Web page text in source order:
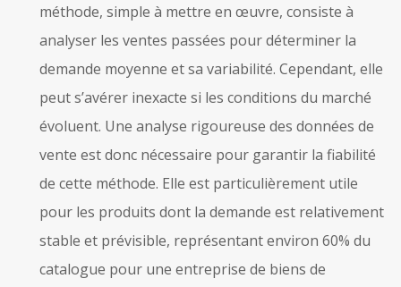
méthode, simple à mettre en œuvre, consiste à
analyser les ventes passées pour déterminer la
demande moyenne et sa variabilité. Cependant, elle
peut s’avérer inexacte si les conditions du marché
évoluent. Une analyse rigoureuse des données de
vente est donc nécessaire pour garantir la fiabilité
de cette méthode. Elle est particulièrement utile
pour les produits dont la demande est relativement
stable et prévisible, représentant environ 60% du
catalogue pour une entreprise de biens de